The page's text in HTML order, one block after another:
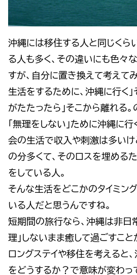
沖縄には移住する人と同じくら
る人も多く、その違いにも色々
すが、自分に置き換えて考えて
生活をするために、沖縄に行く」
がたたったら」そこから離れる。
「無理をしない」ために沖縄に
会の生活で収入や刺激は多い
の分多くて、そのロスを埋めるた
をしている人。
そんな生活をどこかのタイミン
いる人だと思うんですね。
短期間の旅行なら、沖縄は非日
理」しないまま癒して過ごすこと
ロングステイや移住を考えると
をどうするか？で意味が変わっ